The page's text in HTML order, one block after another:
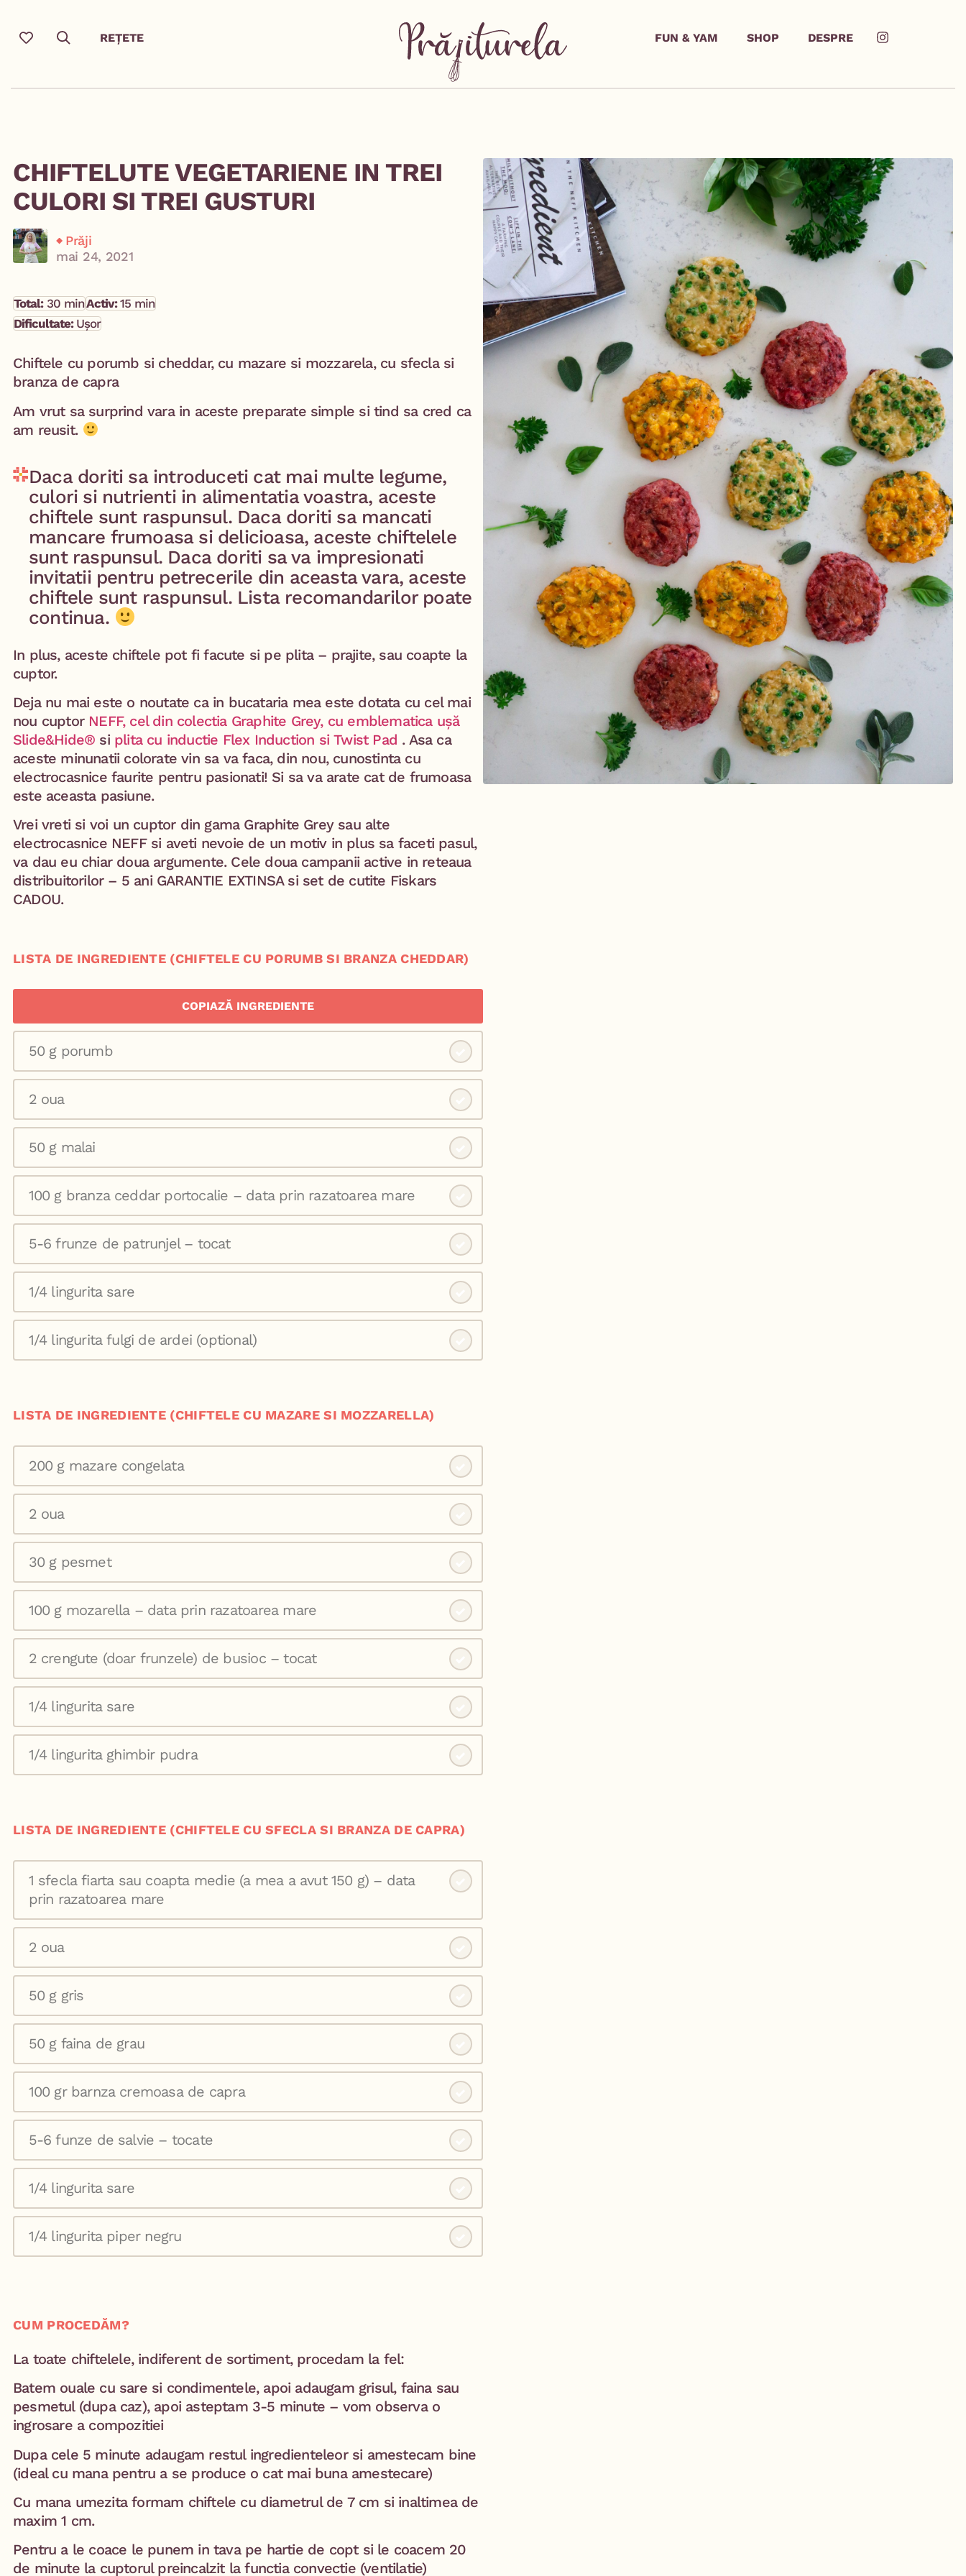
REȚETE FUN & YAM SHOP DESPRE
CHIFTELUTE VEGETARIENE IN TREI
CULORI SI TREI GUSTURI
Prăji
mai 24, 2021
Total:30 minActiv:15 min
Dificultate: Ușor
Chiftele cu porumb si cheddar, cu mazare si mozzarela, cu sfecla si
branza de capra
Am vrut sa surprind vara in aceste preparate simple si tind sa cred ca
am reusit.
Daca doriti sa introduceti cat mai multe legume,
culori si nutrienti in alimentatia voastra, aceste
chiftele sunt raspunsul. Daca doriti sa mancati
mancare frumoasa si delicioasa, aceste chiftelele
sunt raspunsul. Daca doriti sa va impresionati
invitatii pentru petrecerile din aceasta vara, aceste
chiftele sunt raspunsul. Lista recomandarilor poate
continua.
In plus, aceste chiftele pot fi facute si pe plita – prajite, sau coapte la
cuptor.
Deja nu mai este o noutate ca in bucataria mea este dotata cu cel mai
nou cuptor NEFF, cel din colectia Graphite Grey, cu emblematica ușă
Slide&Hide® si plita cu inductie Flex Induction si Twist Pad . Asa ca
aceste minunatii colorate vin sa va faca, din nou, cunostinta cu
electrocasnice faurite pentru pasionati! Si sa va arate cat de frumoasa
este aceasta pasiune.
Vrei vreti si voi un cuptor din gama Graphite Grey sau alte
electrocasnice NEFF si aveti nevoie de un motiv in plus sa faceti pasul,
va dau eu chiar doua argumente. Cele doua campanii active in reteaua
distribuitorilor – 5 ani GARANTIE EXTINSA si set de cutite Fiskars
CADOU.
LISTA DE INGREDIENTE (CHIFTELE CU PORUMB SI BRANZA CHEDDAR)
COPIAZĂ INGREDIENTE
50 g porumb
2 oua
50 g malai
100 g branza ceddar portocalie – data prin razatoarea mare
5-6 frunze de patrunjel – tocat
1/4 lingurita sare
1/4 lingurita fulgi de ardei (optional)
LISTA DE INGREDIENTE (CHIFTELE CU MAZARE SI MOZZARELLA)
200 g mazare congelata
2 oua
30 g pesmet
100 g mozarella – data prin razatoarea mare
2 crengute (doar frunzele) de busioc – tocat
1/4 lingurita sare
1/4 lingurita ghimbir pudra
LISTA DE INGREDIENTE (CHIFTELE CU SFECLA SI BRANZA DE CAPRA)
1 sfecla fiarta sau coapta medie (a mea a avut 150 g) – data
prin razatoarea mare
2 oua
50 g gris
50 g faina de grau
100 gr barnza cremoasa de capra
5-6 funze de salvie – tocate
1/4 lingurita sare
1/4 lingurita piper negru
CUM PROCEDĂM?
La toate chiftelele, indiferent de sortiment, procedam la fel:
Batem ouale cu sare si condimentele, apoi adaugam grisul, faina sau
pesmetul (dupa caz), apoi asteptam 3-5 minute – vom observa o
ingrosare a compozitiei
Dupa cele 5 minute adaugam restul ingredienteleor si amestecam bine
(ideal cu mana pentru a se produce o cat mai buna amestecare)
Cu mana umezita formam chiftele cu diametrul de 7 cm si inaltimea de
maxim 1 cm.
Pentru a le coace le punem in tava pe hartie de copt si le coacem 20
de minute la cuptorul preincalzit la functia convectie (ventilatie)